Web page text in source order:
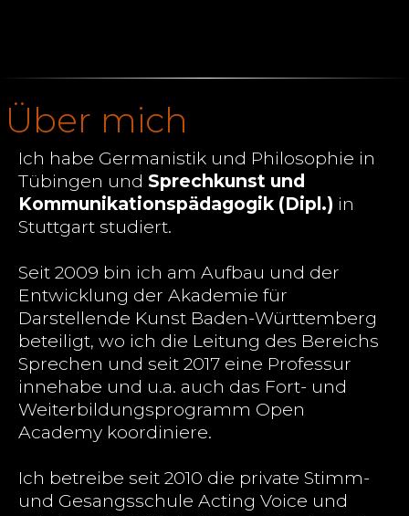
Über mich
Ich habe Germanistik und Philosophie in
Tübingen und Sprechkunst und
Kommunikationspädagogik (Dipl.) in
Stuttgart studiert.
Seit 2009 bin ich am Aufbau und der
Entwicklung der Akademie für
Darstellende Kunst Baden-Württemberg
beteiligt, wo ich die Leitung des Bereichs
Sprechen und seit 2017 eine Professur
innehabe und u.a. auch das Fort- und
Weiterbildungsprogramm Open
Academy koordiniere.
Ich betreibe seit 2010 die private Stimm-
und Gesangsschule Acting Voice und